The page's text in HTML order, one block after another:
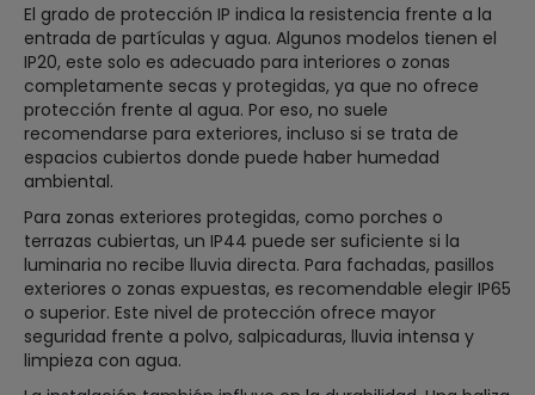
El grado de protección IP indica la resistencia frente a la
entrada de partículas y agua. Algunos modelos tienen el
IP20, este solo es adecuado para interiores o zonas
completamente secas y protegidas, ya que no ofrece
protección frente al agua. Por eso, no suele
recomendarse para exteriores, incluso si se trata de
espacios cubiertos donde puede haber humedad
ambiental.
Para zonas exteriores protegidas, como porches o
terrazas cubiertas, un IP44 puede ser suficiente si la
luminaria no recibe lluvia directa. Para fachadas, pasillos
exteriores o zonas expuestas, es recomendable elegir IP65
o superior. Este nivel de protección ofrece mayor
seguridad frente a polvo, salpicaduras, lluvia intensa y
limpieza con agua.